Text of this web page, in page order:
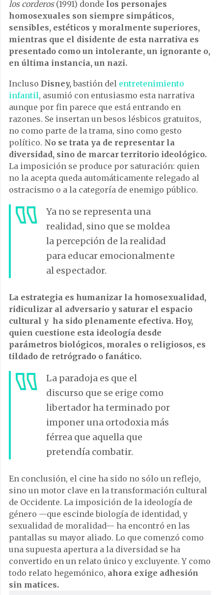
los corderos(1991) donde los personajes
homosexuales son siempre simpáticos,
sensibles, estéticos y moralmente superiores,
mientras que el disidente de esta narrativa es
presentado como un intolerante, un ignorante o,
en última instancia, un nazi.
Incluso Disney, bastión del entretenimiento
infantil, asumió con entusiasmo esta narrativa
aunque por fin parece que está entrando en
razones. Se insertan un besos lésbicos gratuitos,
no como parte de la trama, sino como gesto
político. No se trata ya de representar la
diversidad, sino de marcar territorio ideológico.
La imposición se produce por saturación: quien
no la acepta queda automáticamente relegado al
ostracismo o a la categoría de enemigo público.
Ya no se representa una
realidad, sino que se moldea
la percepción de la realidad
para educar emocionalmente
al espectador.
La estrategia es humanizar la homosexualidad,
ridiculizar al adversario y saturar el espacio
cultural y ha sido plenamente efectiva. Hoy,
quien cuestione esta ideología desde
parámetros biológicos, morales o religiosos, es
tildado de retrógrado o fanático.
La paradoja es que el
discurso que se erige como
libertador ha terminado por
imponer una ortodoxia más
férrea que aquella que
pretendía combatir.
En conclusión, el cine ha sido no sólo un reflejo,
sino un motor clave en la transformación cultural
de Occidente. La imposición de la ideología de
género —que escinde biología de identidad, y
sexualidad de moralidad— ha encontró en las
pantallas su mayor aliado. Lo que comenzó como
una supuesta apertura a la diversidad se ha
convertido en un relato único y excluyente. Y como
todo relato hegemónico, ahora exige adhesión
sin matices.